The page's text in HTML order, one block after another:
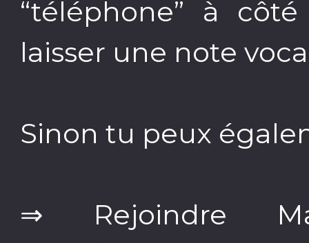
“téléphone” à
laisser une note
Sinon tu peux
⇒ Rejoindre